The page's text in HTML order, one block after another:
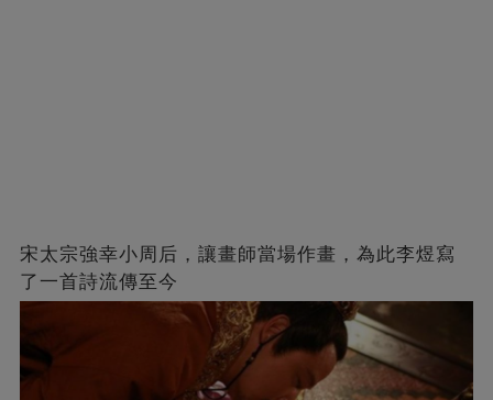
宋太宗強幸小周后，讓畫師當場作畫，為此李煜寫
了一首詩流傳至今